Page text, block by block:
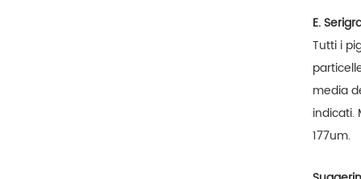
E.
Tutti i
media
indicati.
177um.